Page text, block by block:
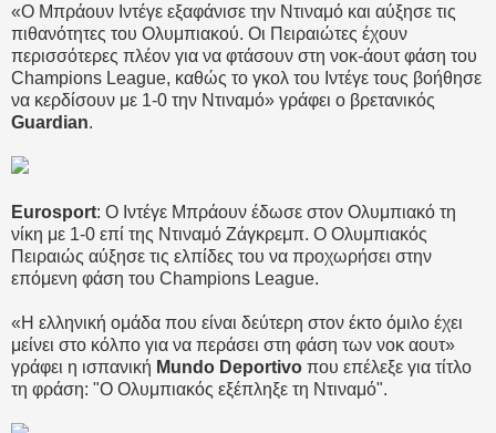
«Ο Μπράουν Ιντέγε εξαφάνισε την Ντιναμό και αύξησε τις
πιθανότητες του Ολυμπιακού. Οι Πειραιώτες έχουν
περισσότερες πλέον για να φτάσουν στη νοκ-άουτ φάση του
Champions League, καθώς το γκολ του Ιντέγε τους βοήθησε
να κερδίσουν με 1-0 την Ντιναμό» γράφει ο βρετανικός
Guardian.
Eurosport: Ο Ιντέγε Μπράουν έδωσε στον Ολυμπιακό τη
νίκη με 1-0 επί της Ντιναμό Ζάγκρεμπ. Ο Ολυμπιακός
Πειραιώς αύξησε τις ελπίδες του να προχωρήσει στην
επόμενη φάση του Champions League.
«H ελληνική ομάδα που είναι δεύτερη στον έκτο όμιλο έχει
μείνει στο κόλπο για να περάσει στη φάση των νοκ αουτ»
γράφει η ισπανική Mundo Deportivo που επέλεξε για τίτλο
τη φράση: "Ο Ολυμπιακός εξέπληξε τη Ντιναμό".